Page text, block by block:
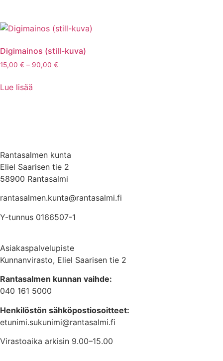
Digimainos (still-kuva)
15,00 € – 90,00 €
Lue lisää
Rantasalmen kunta
Eliel Saarisen tie 2
58900 Rantasalmi
rantasalmen.kunta@rantasalmi.fi
Y-tunnus 0166507-1
Asiakaspalvelupiste
Kunnanvirasto, Eliel Saarisen tie 2
Rantasalmen kunnan vaihde:
040 161 5000
Henkilöstön sähköpostiosoitteet:
etunimi.sukunimi@rantasalmi.fi
Virastoaika arkisin 9.00–15.00